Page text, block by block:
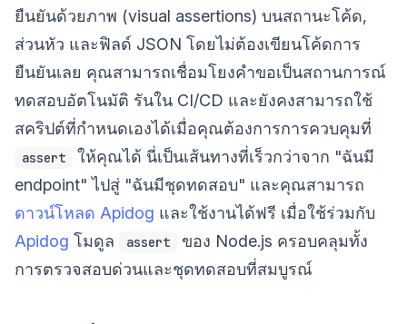
ยืนยันด้วยภาพ (visual assertions) บนสถานะโค้ด,
ส่วนหัว และฟิลด์ JSON โดยไม่ต้องเขียนโค้ดการ
ยืนยันเลย คุณสามารถเชื่อมโยงคำขอเป็นสถานการณ์
ทดสอบอัตโนมัติ รันใน CI/CD และยังคงสามารถใช้
สคริปต์ที่กำหนดเองได้เมื่อคุณต้องการการควบคุมที่
assert
ให้คุณได้ นี่เป็นเส้นทางที่เร็วกว่าจาก "ฉันมี
endpoint" ไปสู่ "ฉันมีชุดทดสอบ" และคุณสามารถ
ดาวน์โหลด Apidog และใช้งานได้ฟรี เมื่อใช้ร่วมกับ
Apidog โมดูล assert
ของ Node.js ครอบคลุมทั้ง
การตรวจสอบด่วนและชุดทดสอบที่สมบูรณ์